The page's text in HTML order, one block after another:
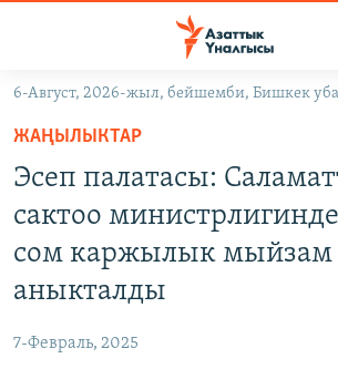
Навигацияга
өтүңүз
Издөөгө
салыңыз
БҮГҮН АЗАТТЫКТА
ПОДКАСТ
6-Август, 2026-жыл, бейшемби, Бишкек
ЖАҢЫЛЫКТАР
Эсеп палатасы:
сактоо
сом каржылык мыйзам
аныкталды
7-Февраль, 2025